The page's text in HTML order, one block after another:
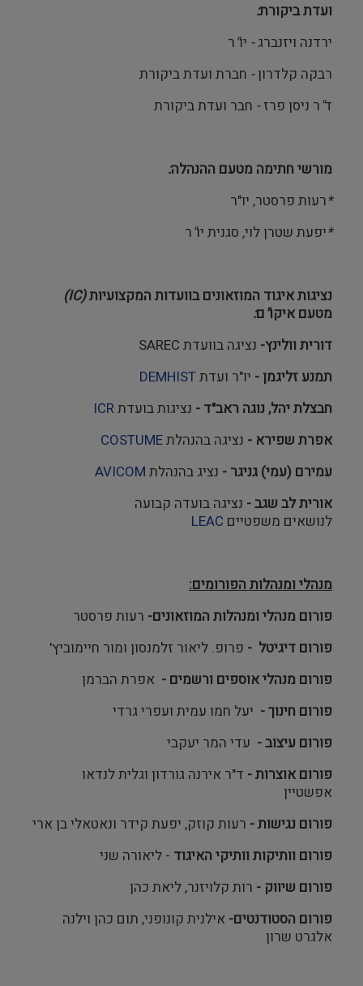
ועדתביקורת:
ירדנה ויזנברג- יו"ר
רבקה קלדרון- חברת ועדת ביקורת
ד"ר ניסן פרז- חבר ועדת ביקורת
מורשי חתימה מטעם ההנהלה:
*רעות פרסטר, יו"ר
*יפעת שטרן לוי, סגנית יו"ר
נציגות איגוד המוזאוניםבוועדות המקצועיות(IC)
מטעם איקו"ם:
דורית וולינץ- נציגה בוועדת SAREC
תמנע זליגמן - יו"ר ועדתDEMHIST
חבצלת יהל, נוגה ראב"ד - נציגות בועדתICR
אפרת שפירא - נציגה בהנהלת COSTUME
עמירם (עמי) גניגר - נציג בהנהלת AVICOM
אורית לב שגב - נציגה בועדה קבועה
לנושאים משפטיים LEAC
מנהלי ומנהלות הפורומים:
פורום מנהלי ומנהלות המוזאונים- רעות פרסטר
פורום דיגיטל - פרופ. ליאור זלמנסון ומור חיימוביץ'
פורום מנהלי אוספים ורשמים - אפרת הברמן
פורום חינוך - יעל חמו עמית ועפרי גרדי
פורום עיצוב - עדי המר יעקבי
פורום אוצרות - ד"ר אירנה גורדון וגלית לנדאו
אפשטיין
פורום נגישות - רעות קוזק, יפעת קידר ונאטאלי בן ארי
פורום וותיקות וותיקי האיגוד - ליאורה שני
פורום שיווק - רות קלויזנר, ליאת כהן
פורום הסטודנטים- אילנית קונופני, תום כהן וילנה
אלגרט שרון